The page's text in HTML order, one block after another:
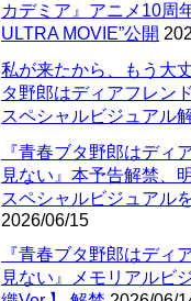
カデミア』アニメ10周
ULTRA MOVIE”公開
私が来たから、もう大
タ野郎はディアフレン
スペシャルビジュアル
『青春ブタ野郎はディ
見ない』本予告解禁、
スペシャルビジュアル
2026/06/15
『青春ブタ野郎はディ
見ない』メモリアルビ